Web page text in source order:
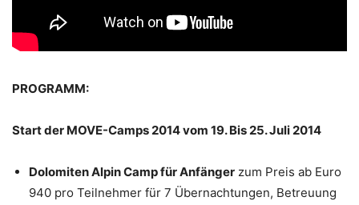
PROGRAMM:
Start der MOVE-Camps 2014 vom 19. Bis 25. Juli 2014
Dolomiten Alpin Camp für Anfänger zum Preis ab Euro
940 pro Teilnehmer für 7 Übernachtungen, Betreuung